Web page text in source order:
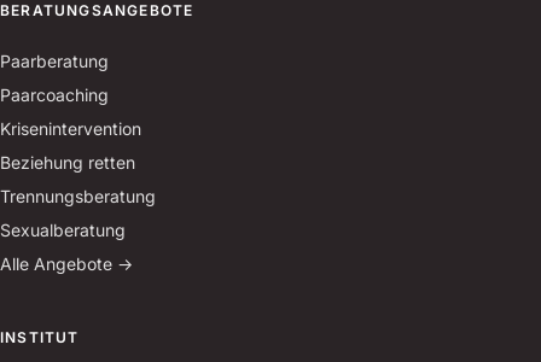
BERATUNGSANGEBOTE
Paarberatung
Paarcoaching
Krisenintervention
Beziehung retten
Trennungsberatung
Sexualberatung
Alle Angebote →
INSTITUT